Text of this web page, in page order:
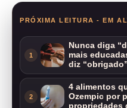
PRÓXIMA LEITURA - EM
1
Nunca diga
mais
diz “obrigado”
2
4 alimentos
Ozempic por
propriedades